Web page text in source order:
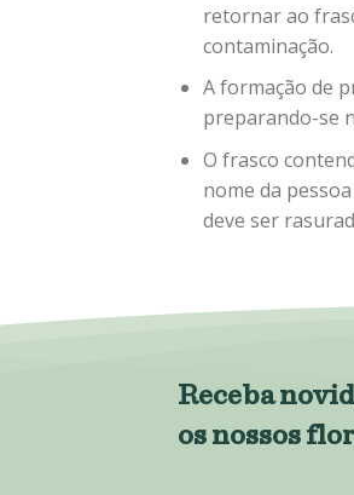
retornar ao
contaminação.
A formação de
preparando-se
O frasco
nome da
deve ser
Receba
os nossos